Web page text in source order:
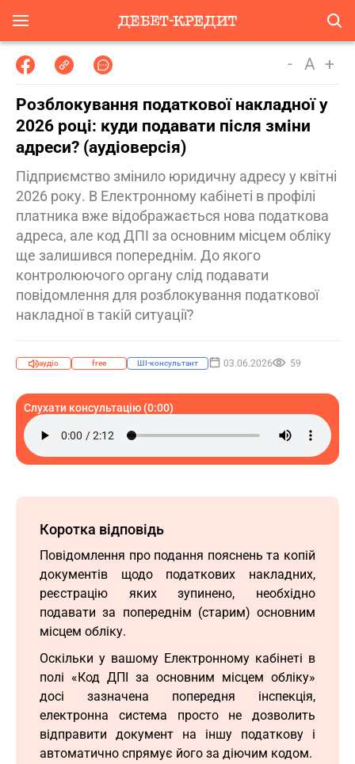
- A +
Розблокування податкової накладної у
2026 році: куди подавати після зміни
адреси? (аудіоверсія)
Підприємство змінило юридичну адресу у квітні
2026 року. В Електронному кабінеті в профілі
платника вже відображається нова податкова
адреса, але код ДПІ за основним місцем обліку
ще залишився попереднім. До якого
контролюючого органу слід подавати
повідомлення для розблокування податкової
накладної в такій ситуації?
аудіо free ШІ-консультант 03.06.2026 59
Слухати консультацію (0:00)
Коротка відповідь
Повідомлення про подання пояснень та копій
документів щодо податкових накладних,
реєстрацію яких зупинено, необхідно
подавати за попереднім (старим) основним
місцем обліку.
Оскільки у вашому Електронному кабінеті в
полі «Код ДПІ за основним місцем обліку»
досі зазначена попередня інспекція,
електронна система просто не дозволить
відправити документ на іншу податкову і
автоматично спрямує його за діючим кодом.